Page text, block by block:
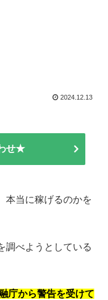
2024.12.13
せ★
本当に稼げるのかを
調べようとしている
庁から警告を受けて